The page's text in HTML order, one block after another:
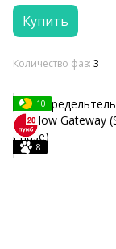
Купить
Количество фаз 3
10
8